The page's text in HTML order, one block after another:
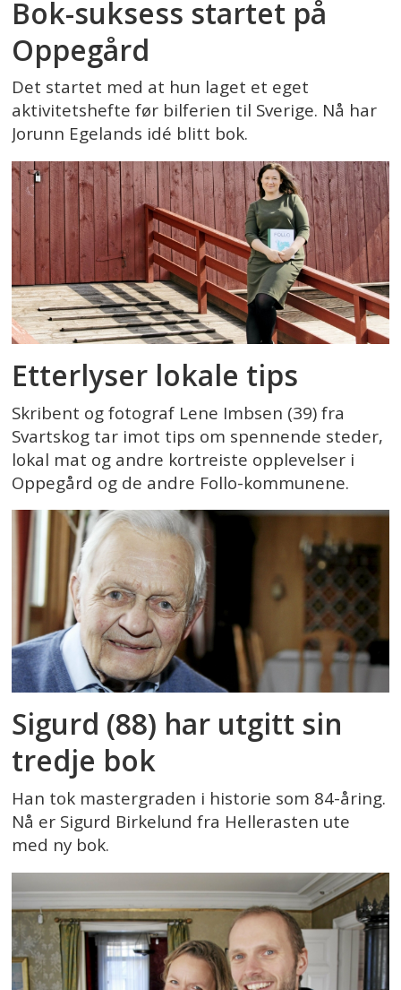
Bok-suksess startet på
Oppegård
Det startet med at hun laget et eget
aktivitetshefte før bilferien til Sverige. Nå har
Jorunn Egelands idé blitt bok.
Etterlyser lokale tips
Skribent og fotograf Lene Imbsen (39) fra
Svartskog tar imot tips om spennende steder,
lokal mat og andre kortreiste opplevelser i
Oppegård og de andre Follo-kommunene.
Sigurd (88) har utgitt sin
tredje bok
Han tok mastergraden i historie som 84-åring.
Nå er Sigurd Birkelund fra Hellerasten ute
med ny bok.